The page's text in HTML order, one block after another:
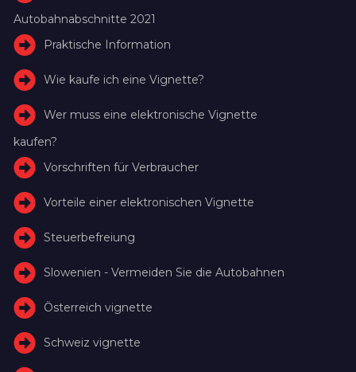
Autobahnabschnitte 2021
Praktische Information
Wie kaufe ich eine Vignette?
Wer muss eine elektronische Vignette
kaufen?
Vorschriften für Verbraucher
Vorteile einer elektronischen Vignette
Steuerbefreiung
Slowenien - Vermeiden Sie die Autobahnen
Österreich vignette
Schweiz vignette